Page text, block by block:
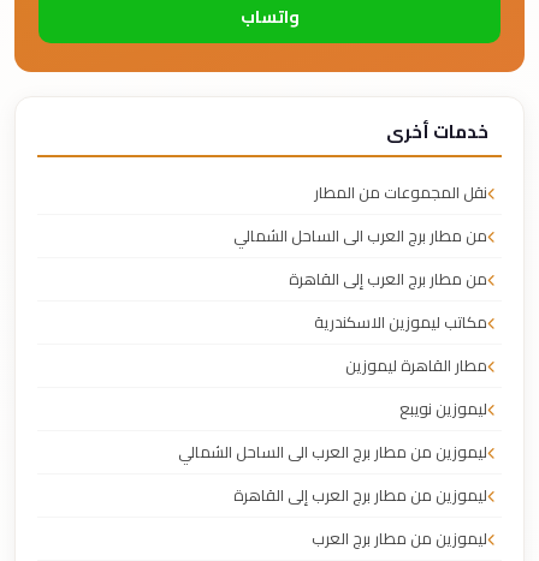
واتساب
خدمات أخرى
نقل المجموعات من المطار
من مطار برج العرب الى الساحل الشمالي
من مطار برج العرب إلى القاهرة
مكاتب ليموزين الاسكندرية
مطار القاهرة ليموزين
ليموزين نويبع
ليموزين من مطار برج العرب الى الساحل الشمالي
ليموزين من مطار برج العرب إلى القاهرة
ليموزين من مطار برج العرب